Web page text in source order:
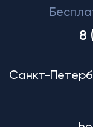
8
Санкт-